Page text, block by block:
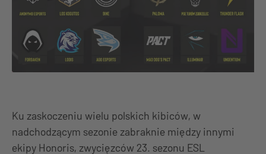
Ku zaskoczeniu wielu polskich kibiców, w
nadchodzącym sezonie zabraknie między innymi
ekipy Honoris, zwycięzców 23. sezonu ESL